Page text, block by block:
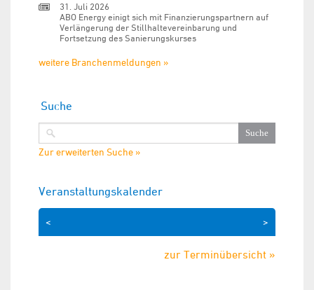
31. Juli 2026
ABO Energy einigt sich mit Finanzierungspartnern auf
Verlängerung der Stillhaltevereinbarung und
Fortsetzung des Sanierungskurses
weitere Branchenmeldungen »
Suche
Zur erweiterten Suche »
Veranstaltungskalender
>
<
zur Terminübersicht »